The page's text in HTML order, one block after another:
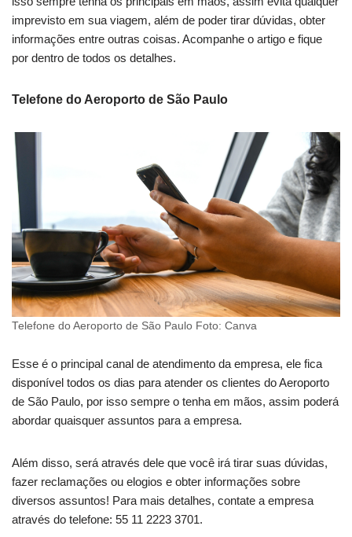
imprevisto em sua viagem, além de poder tirar dúvidas, obter
informações entre outras coisas. Acompanhe o artigo e fique
por dentro de todos os detalhes.
Telefone do Aeroporto de São Paulo
Telefone do Aeroporto de São Paulo Foto: Canva
Esse é o principal canal de atendimento da empresa, ele fica
disponível todos os dias para atender os clientes do Aeroporto
de São Paulo, por isso sempre o tenha em mãos, assim poderá
abordar quaisquer assuntos para a empresa.
Além disso, será através dele que você irá tirar suas dúvidas,
fazer reclamações ou elogios e obter informações sobre
diversos assuntos! Para mais detalhes, contate a empresa
através do telefone: 55 11 2223 3701.